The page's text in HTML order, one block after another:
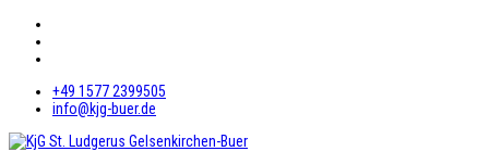
+49 1577 2399505
info@kjg-buer.de